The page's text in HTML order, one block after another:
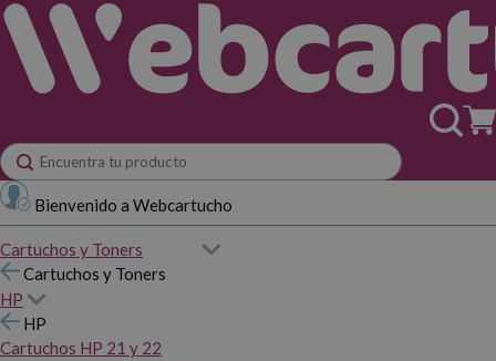
Bienvenido a Webcartucho
Cartuchos y Toners
Cartuchos y Toners
HP
HP
Cartuchos HP 21 y 22